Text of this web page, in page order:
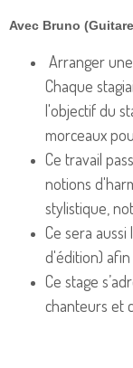
Avec Bruno
Arranger
Chaque
l'objectif du
morceaux
Ce travail
notions
stylistique,
Ce sera
d'édition) afin
Ce stage
chanteurs et